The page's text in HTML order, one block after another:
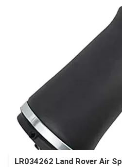
LR034262 Land Rover Air